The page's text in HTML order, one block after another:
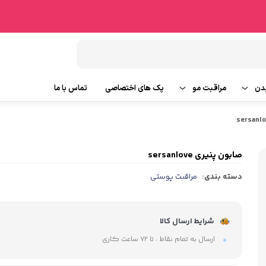
مراقبت مو
ماسک مو
روغن و سرم مو
پک های اختصاصی تماس با ما
صابون پنیری sersanlove
دسته بندی: مراقبت پوستی ،
شرایط ارسال کالا
ارسال به تمام نقاط ، تا ۷۲ ساعت کاری